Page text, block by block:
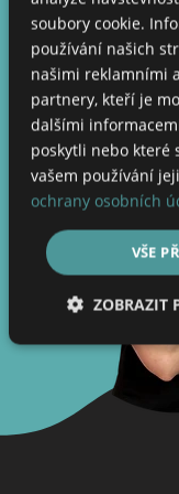
soubory cookie.
používání našich
našimi reklamními
partnery, kteří je
dalšími
poskytli nebo které
vašem používání
ochrany osobních
VŠE
ZOBRAZIT
Nezbytně
Výkonové